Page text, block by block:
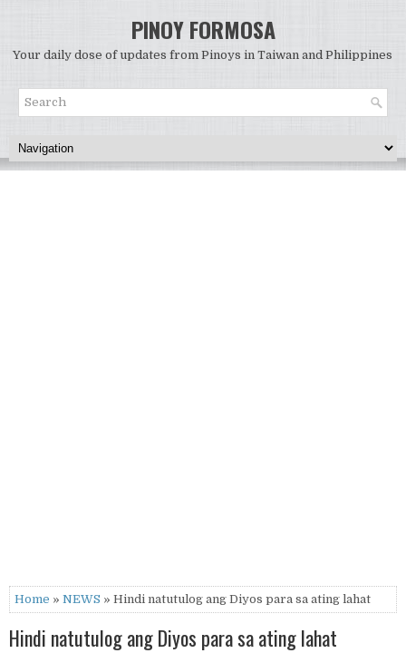
PINOY FORMOSA
Your daily dose of updates from Pinoys in Taiwan and Philippines
Home » NEWS » Hindi natutulog ang Diyos para sa ating lahat
Hindi natutulog ang Diyos para sa ating lahat